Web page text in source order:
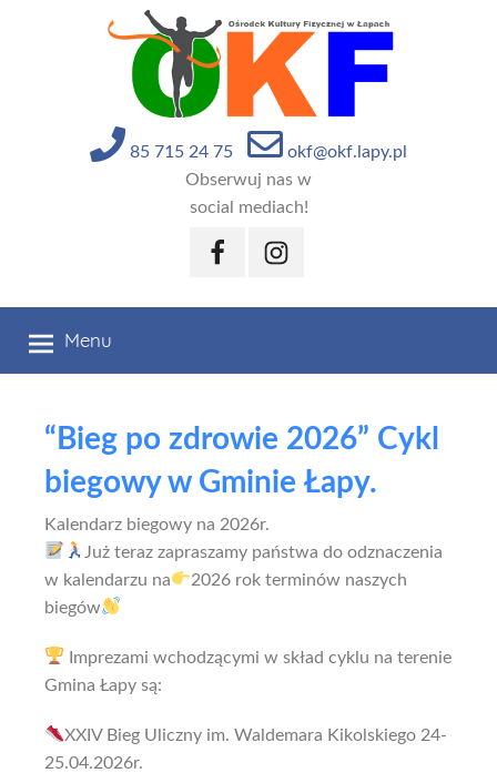
85 715 24 75
okf@okf.lapy.pl
Obserwuj nas w
social mediach!
FacebookInstagram
Menu
“Bieg po zdrowie 2026” Cykl
biegowy w Gminie Łapy.
Kalendarz biegowy na 2026r.
Już teraz zapraszamy państwa do odznaczenia
w kalendarzu na
2026 rok terminów naszych
biegów
Imprezami wchodzącymi w skład cyklu na terenie
Gmina Łapy są:
XXIV Bieg Uliczny im. Waldemara Kikolskiego 24-
25.04.2026r.